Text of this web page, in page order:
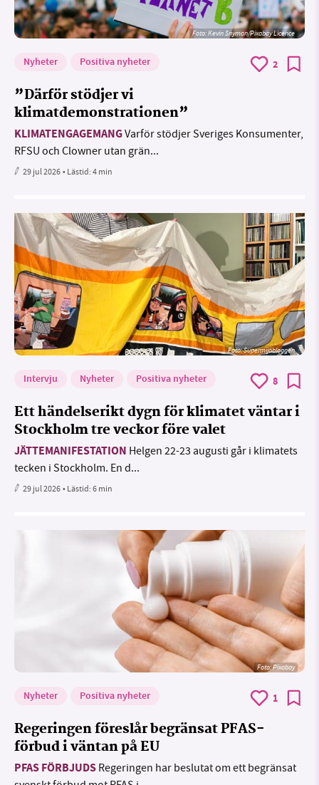
Foto:Kevin Snyman/Pixabay Licence
Nyheter Positiva nyheter 2
”Därför stödjer vi
klimatdemonstrationen”
KLIMATENGAGEMANGVarför stödjer Sveriges Konsumenter,
RFSU och Clowner utan grän...
29 jul 2026• Lästid:4 min
Foto: Supermijöbloggen
Intervju Nyheter Positiva nyheter 8
Ett händelserikt dygn för klimatet väntar i
Stockholm tre veckor före valet
JÄTTEMANIFESTATION Helgen 22-23 augusti går i klimatets
tecken i Stockholm. En d...
29 jul 2026• Lästid:6 min
Foto:Pixabay
Nyheter Positiva nyheter 1
Regeringen föreslår begränsat PFAS-
förbud i väntan på EU
PFAS FÖRBJUDS Regeringen har beslutat om ett begränsat